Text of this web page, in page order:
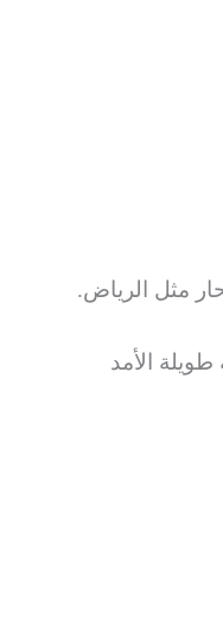
مثل الرياض.
طويلة الأمد